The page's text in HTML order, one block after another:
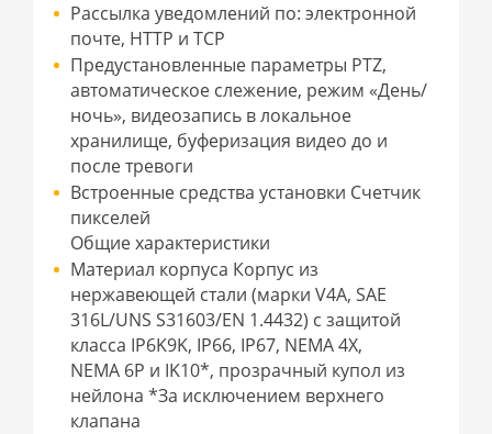
Рассылка уведомлений по: электронной
почте, HTTP и TCP
Предустановленные параметры PTZ,
автоматическое слежение, режим «День/
ночь», видеозапись в локальное
хранилище, буферизация видео до и
после тревоги
Встроенные средства установки Счетчик
пикселей
Общие характеристики
Материал корпуса Корпус из
нержавеющей стали (марки V4A, SAE
316L/UNS S31603/EN 1.4432) с защитой
класса IP6K9K, IP66, IP67, NEMA 4X,
NEMA 6P и IK10*, прозрачный купол из
нейлона *За исключением верхнего
клапана